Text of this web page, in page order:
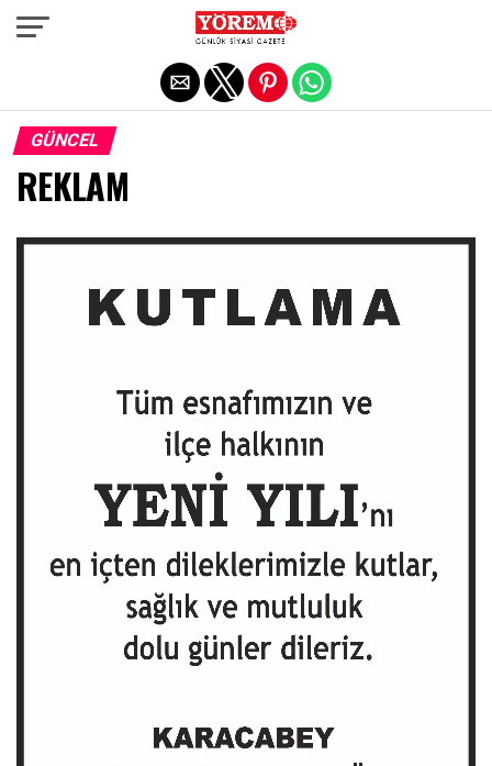
GÜNCEL
REKLAM
Exit mobile version